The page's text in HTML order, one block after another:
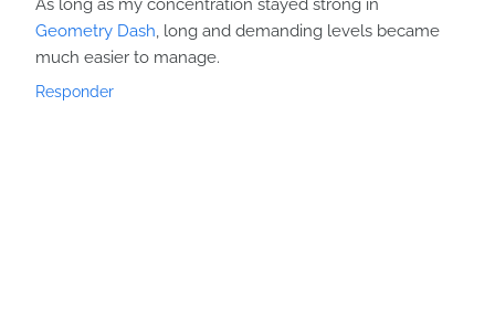
As long as my concentration stayed strong in
Geometry Dash, long and demanding levels became
much easier to manage.
Responder